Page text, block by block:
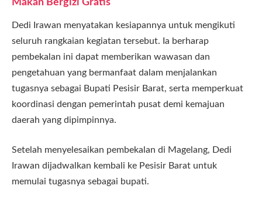
Dedi Irawan menyatakan kesiapannya untuk mengikuti
seluruh rangkaian kegiatan tersebut. Ia berharap
pembekalan ini dapat memberikan wawasan dan
pengetahuan yang bermanfaat dalam menjalankan
tugasnya sebagai Bupati Pesisir Barat, serta memperkuat
koordinasi dengan pemerintah pusat demi kemajuan
daerah yang dipimpinnya.
Setelah menyelesaikan pembekalan di Magelang, Dedi
Irawan dijadwalkan kembali ke Pesisir Barat untuk
memulai tugasnya sebagai bupati.